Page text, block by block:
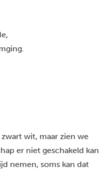
wit, maar zien we
er niet geschakeld kan
nemen, soms kan dat